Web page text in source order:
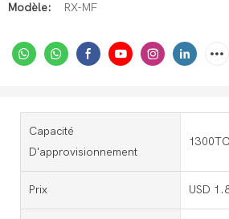
Modèle: RX-MF
Capacité
D'approvisionnement
Prix USD